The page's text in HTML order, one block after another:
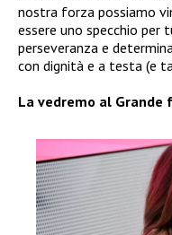
nostra forza possiamo
essere uno specchio
perseveranza e
con dignità e a testa (e
La vedremo al Grande